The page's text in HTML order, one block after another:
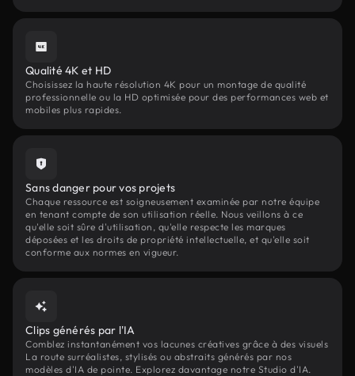
Qualité 4K et HD
Choisissez la haute résolution 4K pour un montage de qualité
professionnelle ou la HD optimisée pour des performances web et
mobiles plus rapides.
Sans danger pour vos projets
Chaque ressource est soigneusement examinée par notre équipe
en tenant compte de son utilisation réelle. Nous veillons à ce
qu'elle soit sûre d'utilisation, qu'elle respecte les marques
déposées et les droits de propriété intellectuelle, et qu'elle soit
conforme aux normes en vigueur.
Clips générés par l'IA
Comblez instantanément vos lacunes créatives grâce à des visuels
La route surréalistes, stylisés ou abstraits générés par nos
modèles d'IA de pointe. Explorez davantage notre Studio d'IA.